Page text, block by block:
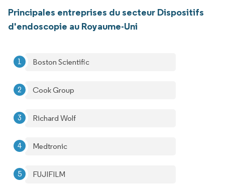
Principales entreprises du secteur Dispositifs
d'endoscopie au Royaume-Uni
Boston Scientific
Cook Group
Richard Wolf
Medtronic
FUJIFILM